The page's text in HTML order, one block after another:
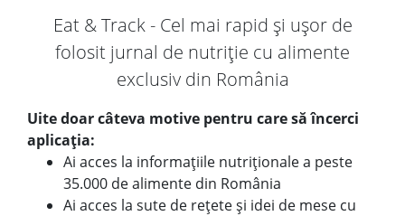
Eat & Track - Cel mai rapid și ușor de
folosit jurnal de nutriție cu alimente
exclusiv din România
Uite doar câteva motive pentru care să încerci
aplicația:
Ai acces la informațiile nutriționale a peste
35.000 de alimente din România
Ai acces la sute de rețete și idei de mese cu